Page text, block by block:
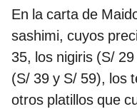
En la carta de
sashimi, cuyos
35, los nigiris (S/
(S/ 39 y S/ 59), los
otros platillos que